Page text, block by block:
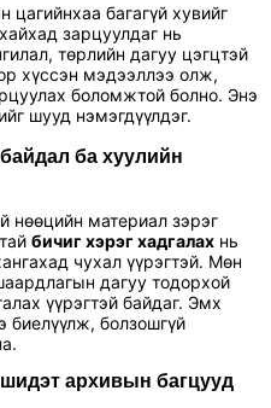
багагүй хувийг
зарцуулдаг нь
төрлийн дагуу цэгцтэй
хүссэн мэдээллээ олж,
боломжтой болно. Энэ
шууд нэмэгдүүлдэг.
ба хуулийн
нөөцийн материал зэрэг
бичиг хэрэг хадгалах нь
чухал үүрэгтэй. Мөн
дагуу тодорхой
үүрэгтэй байдаг. Эмх
биелүүлж, болзошгүй
архивын багцууд